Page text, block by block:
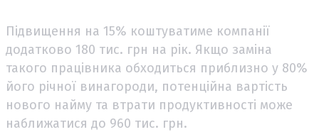
Підвищення на 15% коштуватиме компанії
додатково 180 тис. грн на рік. Якщо заміна
такого працівника обходиться приблизно у 80%
його річної винагороди, потенційна вартість
нового найму та втрати продуктивності може
наближатися до 960 тис. грн.